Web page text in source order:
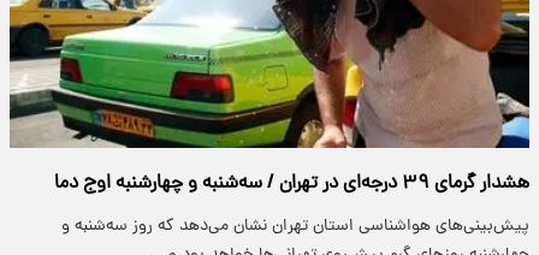
هشدار گرمای ۳۹ درجه‌ای در تهران / سه‌شنبه و چهارشنبه اوج دما
پیش‌بینی‌های هواشناسی استان تهران نشان می‌دهد که روز سه‌شنبه و